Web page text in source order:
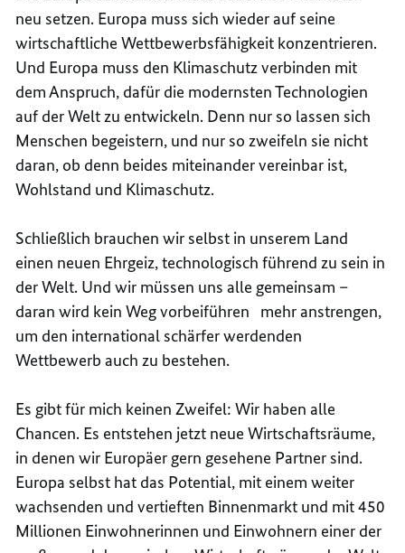
neu setzen. Europa muss sich wieder auf seine
wirtschaftliche Wettbewerbsfähigkeit konzentrieren.
Und Europa muss den Klimaschutz verbinden mit
dem Anspruch, dafür die modernsten Technologien
auf der Welt zu entwickeln. Denn nur so lassen sich
Menschen begeistern, und nur so zweifeln sie nicht
daran, ob denn beides miteinander vereinbar ist,
Wohlstand und Klimaschutz.
Schließlich brauchen wir selbst in unserem Land
einen neuen Ehrgeiz, technologisch führend zu sein in
der Welt. Und wir müssen uns alle gemeinsam –
daran wird kein Weg vorbeiführen mehr anstrengen,
um den international schärfer werdenden
Wettbewerb auch zu bestehen.
Es gibt für mich keinen Zweifel: Wir haben alle
Chancen. Es entstehen jetzt neue Wirtschaftsräume,
in denen wir Europäer gern gesehene Partner sind.
Europa selbst hat das Potential, mit einem weiter
wachsenden und vertieften Binnenmarkt und mit 450
Millionen Einwohnerinnen und Einwohnern einer der